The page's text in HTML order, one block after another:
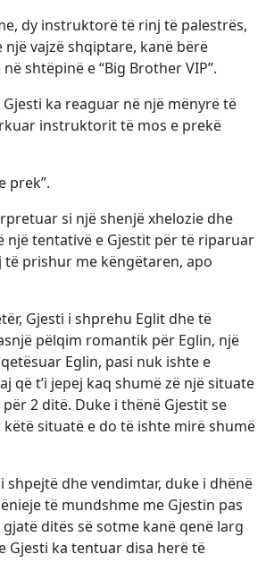
dy instruktorë të rinj të palestrës,
një vajzë shqiptare, kanë bërë
shtëpinë e “Big Brother VIP”.
ka reaguar në një mënyrë të
instruktorit të mos e prekë
prek”.
si një shenjë xhelozie dhe
një tentativë e Gjestit për të riparuar
prishur me këngëtaren, apo
Gjesti i shprehu Eglit dhe të
pëlqim romantik për Eglin, një
Eglin, pasi nuk ishte e
që t’i jepej kaq shumë zë një situate
2 ditë. Duke i thënë Gjestit se
situatë e do të ishte mirë shumë
shpejtë dhe vendimtar, duke i dhënë
të mundshme me Gjestin pas
ditës së sotme kanë qenë larg
Gjesti ka tentuar disa herë të